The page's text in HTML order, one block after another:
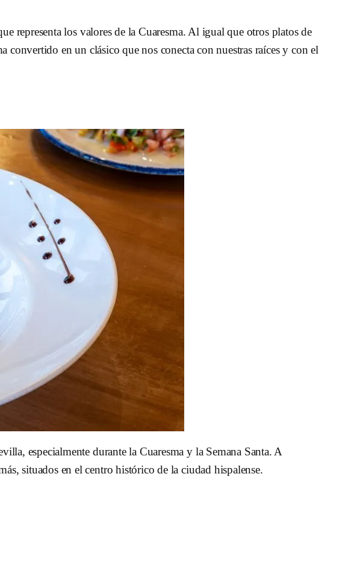
representa los valores de la Cuaresma. Al igual que otros platos de
en un clásico que nos conecta con nuestras raíces y con el
especialmente durante la Cuaresma y la Semana Santa. A
situados en el centro histórico de la ciudad hispalense.